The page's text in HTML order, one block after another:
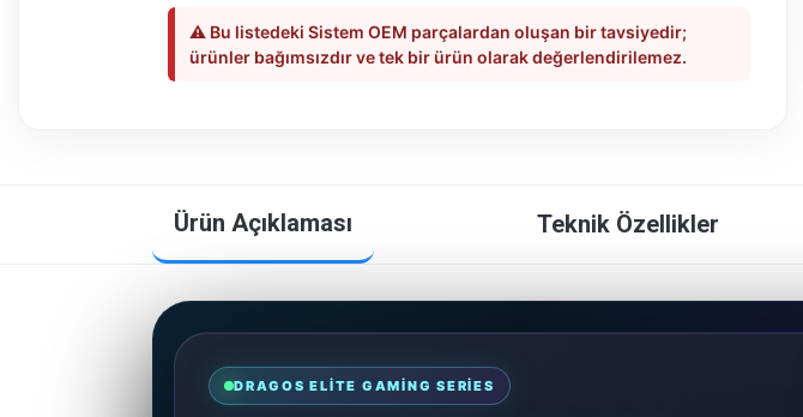
⚠️ Bu listedeki Sistem OEM parçalardan oluşan bir tavsiyedir;
ürünler bağımsızdır ve tek bir ürün olarak değerlendirilemez.
Ürün Açıklaması Teknik Özellikler
DRAGOS ELITE GAMING SERIES